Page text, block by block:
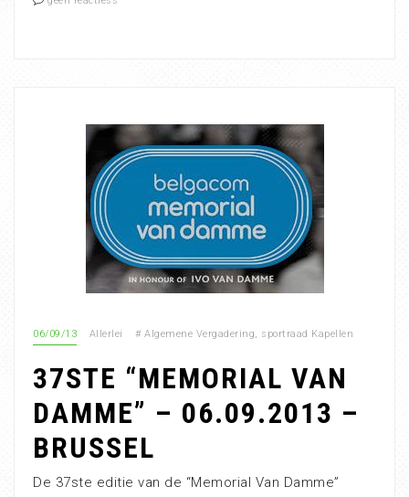
06/09/13 Allerlei # Algemene Vergadering, sportraad Kapellen
37STE “MEMORIAL VAN
DAMME” – 06.09.2013 –
BRUSSEL
De 37ste editie van de “Memorial Van Damme”